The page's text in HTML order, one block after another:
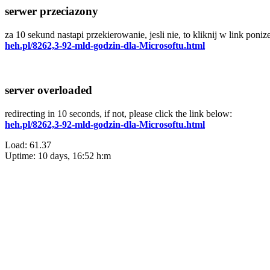
serwer przeciazony
za 10 sekund nastapi przekierowanie, jesli nie, to kliknij w link
heh.pl/8262,3-92-mld-godzin-dla-Microsoftu.html
server overloaded
redirecting in 10 seconds, if not, please click the link below:
heh.pl/8262,3-92-mld-godzin-dla-Microsoftu.html
Load: 61.37
Uptime: 10 days, 16:52 h:m